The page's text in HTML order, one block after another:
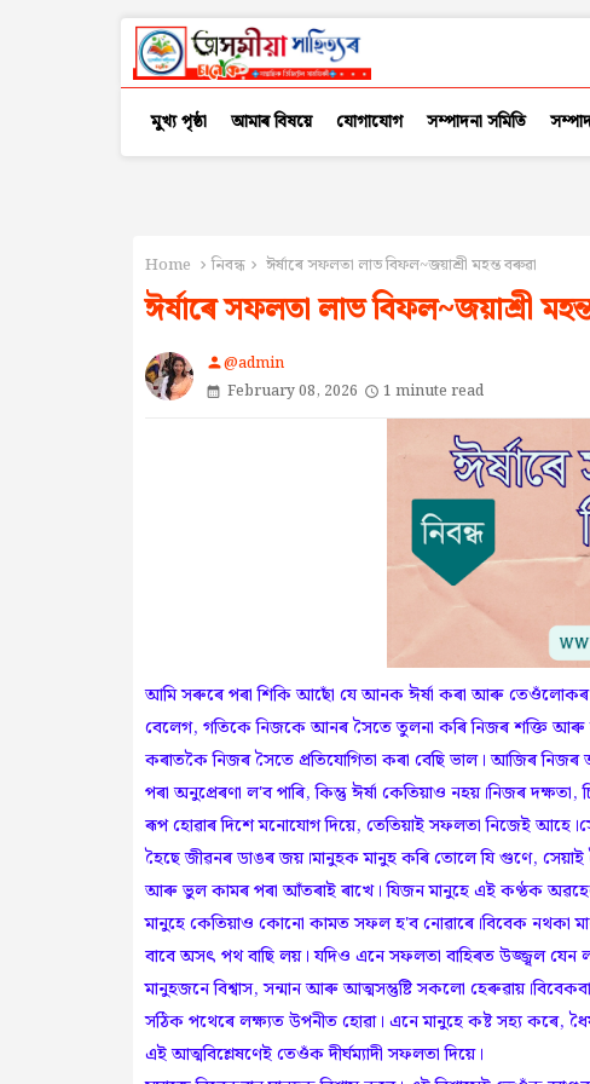
মুখ্য পৃষ্ঠা আমাৰ বিষয়ে যোগাযোগ সম্পাদনা সমিতি
Home নিবন্ধ ঈৰ্ষাৰে সফলতা লাভ বিফল~জয়াশ্ৰী মহন্ত বৰুৱা
ঈৰ্ষাৰে সফলতা লাভ বিফল~জয়াশ্ৰী
person@admin
February 08, 2026
1 minute read
আমি সৰুৰে পৰা শিকি আছোঁ যে আনক ঈৰ্ষা কৰা আৰু তেওঁলোকৰ
বেলেগ, গতিকে নিজকে আনৰ সৈতে তুলনা কৰি নিজৰ শক্তি আৰু
কৰাতকৈ নিজৰ সৈতে প্ৰতিযোগিতা কৰা বেছি ভাল। আজিৰ
পৰা অনুপ্ৰেৰণা ল'ব পাৰি, কিন্তু ঈৰ্ষা কেতিয়াও নহয়।নিজৰ দক্ষতা,
ৰূপ হোৱাৰ দিশে মনোযোগ দিয়ে, তেতিয়াই সফলতা নিজেই
হৈছে জীৱনৰ ডাঙৰ জয়।মানুহক মানুহ কৰি তোলে যি গুণে,
আৰু ভুল কামৰ পৰা আঁতৰাই ৰাখে। যিজন মানুহে এই কণ্ঠক
মানুহে কেতিয়াও কোনো কামত সফল হ'ব নোৱাৰে।বিবেক নথকা
বাবে অসৎ পথ বাছি লয়। যদিও এনে সফলতা বাহিৰত উজ্জ্বল
মানুহজনে বিশ্বাস, সন্মান আৰু আত্মসন্তুষ্টি সকলো
সঠিক পথেৰে লক্ষ্যত উপনীত হোৱা। এনে মানুহে কষ্ট সহ্য
এই আত্মবিশ্লেষণেই তেওঁক দীৰ্ঘম্যাদী সফলতা দিয়ে।